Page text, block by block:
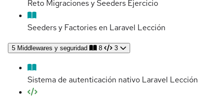
Reto Migraciones y Seeders Ejercicio
Seeders y Factories en Laravel Lección
5 Middlewares y seguridad 8 3
Sistema de autenticación nativo Laravel Lección